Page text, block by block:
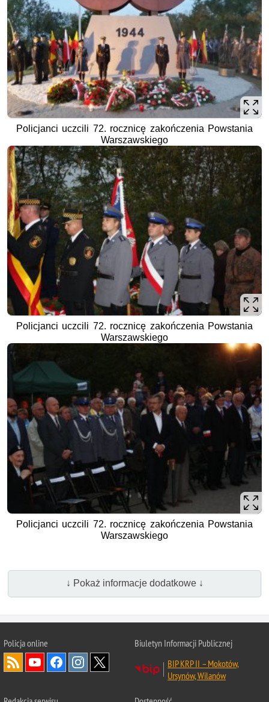
Policjanci uczcili 72. rocznicę zakończenia Powstania
Warszawskiego
Policjanci uczcili 72. rocznicę zakończenia Powstania
Warszawskiego
Policjanci uczcili 72. rocznicę zakończenia Powstania
Warszawskiego
↓ Pokaż informacje dodatkowe ↓
Policja online
Biuletyn Informacji Publicznej
BIP KRP II – Mokotów,
Ursynów, Wilanów